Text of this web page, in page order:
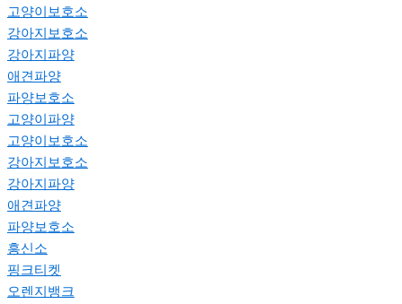
고양이보호소
강아지보호소
강아지파양
애견파양
파양보호소
고양이파양
고양이보호소
강아지보호소
강아지파양
애견파양
파양보호소
흥신소
핑크티켓
오렌지뱅크